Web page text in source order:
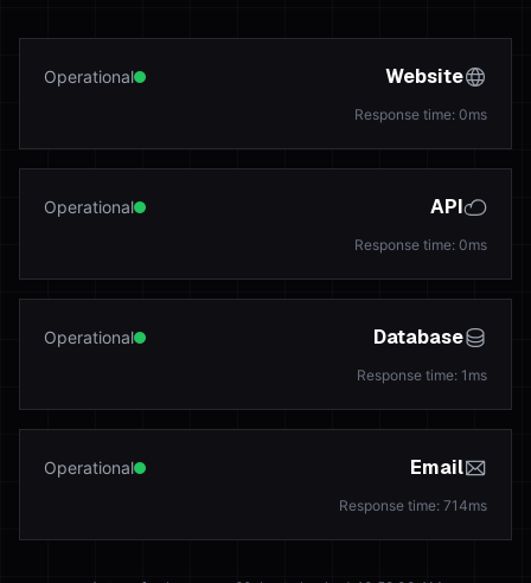
Website
Operational
Response time: 0ms
API
Operational
Response time: 0ms
Database
Operational
Response time: 1 ms
Email
Operational
Response time: 714ms